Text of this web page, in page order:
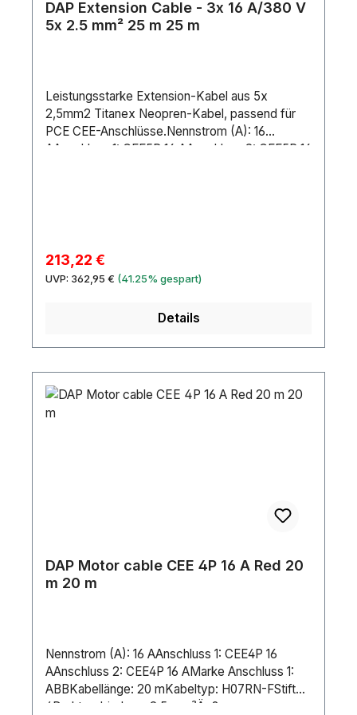
DAP Extension Cable - 3x 16 A/380 V
5x 2.5 mm² 25 m 25 m
Leistungsstarke Extension-Kabel aus 5x
2,5mm2 Titanex Neopren-Kabel, passend für
PCE CEE-Anschlüsse.Nennstrom (A): 16
AAnschluss 1: CEE5P 16 AAnschluss 2: CEE5P 16
BlackLeitungen: 5Position Erdungsklemme: 6H
Verkaufspreis:
213,22 €
UVP: Regulärer Preis:
362,95 € (41.25% gespart)
Details
DAP Motor cable CEE 4P 16 A Red 20
m 20 m
Nennstrom (A): 16 AAnschluss 1: CEE4P 16
AAnschluss 2: CEE4P 16 AMarke Anschluss 1:
ABBKabellänge: 20 mKabeltyp: H07RN-FStifte:
4Drahtverbindung: 2.5 mm²Äußerer